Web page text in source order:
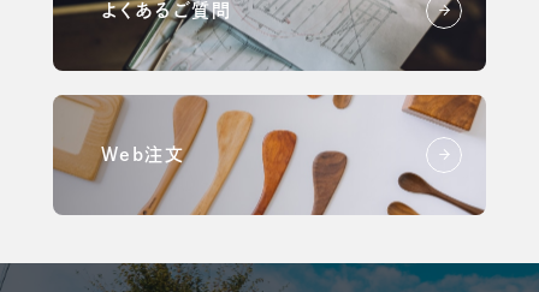
よくあるご質問
Web注文